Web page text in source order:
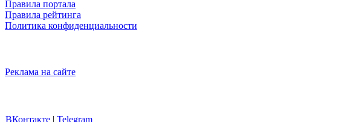
Правила портала
Правила рейтинга
Политика конфиденциальности
Реклама на сайте
ВКонтакте | Telegram